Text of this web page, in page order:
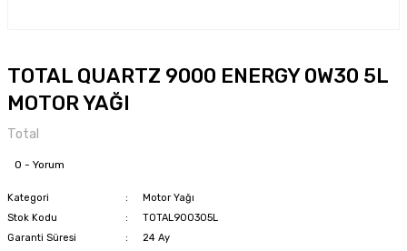
TOTAL QUARTZ 9000 ENERGY 0W30 5L
MOTOR YAĞI
Total
0 - Yorum
Kategori
Motor Yağı
Stok Kodu
TOTAL900305L
Garanti Süresi
24 Ay